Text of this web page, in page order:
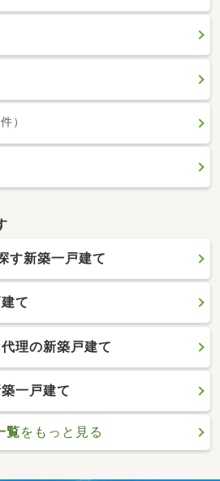
）
す新築一戸建て
て
理の新築戸建て
一戸建て
覧をもっと見る